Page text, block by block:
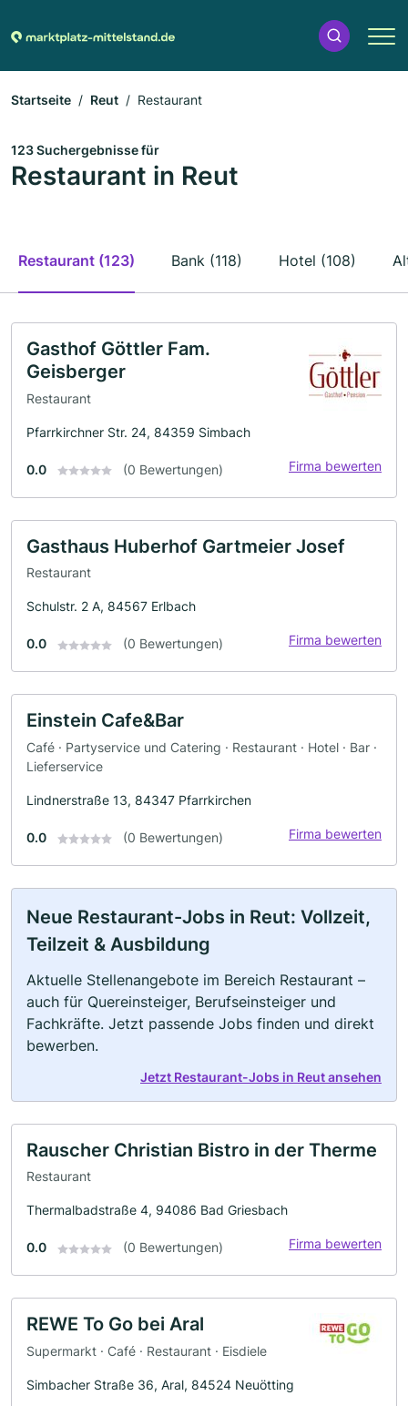
Startseite Reut Restaurant
123 Suchergebnisse für
Restaurant in Reut
Restaurant (123) Bank (118) Hotel (108)
Gasthof Göttler Fam.
Geisberger
Restaurant
Pfarrkirchner Str. 24, 84359 Simbach
0.0 (0 Bewertungen) Firma bewerten
Gasthaus Huberhof Gartmeier Josef
Restaurant
Schulstr. 2 A, 84567 Erlbach
0.0 (0 Bewertungen) Firma bewerten
Einstein Cafe&Bar
Café · Partyservice und Catering · Restaurant · Hotel · Bar ·
Lieferservice
Lindnerstraße 13, 84347 Pfarrkirchen
0.0 (0 Bewertungen) Firma bewerten
Neue Restaurant-Jobs in Reut: Vollzeit,
Teilzeit & Ausbildung
Aktuelle Stellenangebote im Bereich Restaurant –
auch für Quereinsteiger, Berufseinsteiger und
Fachkräfte. Jetzt passende Jobs finden und direkt
bewerben.
Jetzt Restaurant-Jobs in Reut ansehen
Rauscher Christian Bistro in der Therme
Restaurant
Thermalbadstraße 4, 94086 Bad Griesbach
0.0 (0 Bewertungen) Firma bewerten
REWE To Go bei Aral
Supermarkt · Café · Restaurant · Eisdiele
Simbacher Straße 36, Aral, 84524 Neuötting